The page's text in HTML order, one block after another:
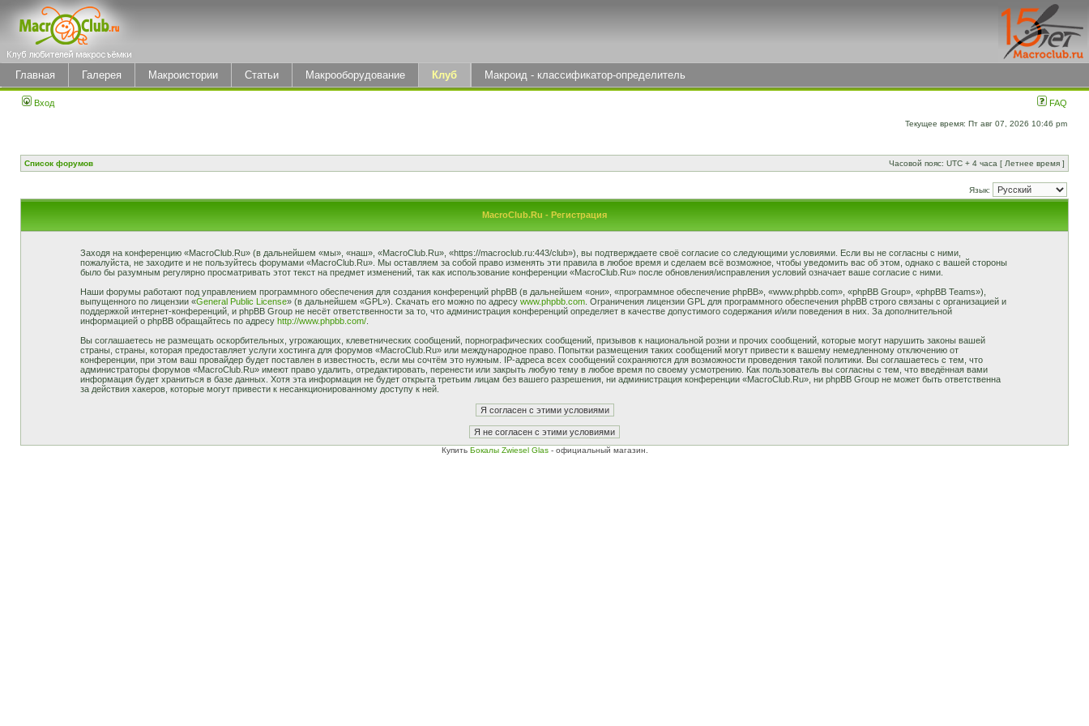
Главная Галерея Макроистории Статьи Макрооборудование Клуб Макроид - классификатор-определитель
Вход FAQ
Текущее время: Пт авг 07, 2026 10:46 pm
Список форумов Часовой пояс: UTC + 4 часа [ Летнее время ]
Язык:
MacroClub.Ru - Регистрация
Заходя на конференцию «MacroClub.Ru» (в дальнейшем «мы», «наш», «MacroClub.Ru», «https://macroclub.ru:443/club»), вы подтверждаете своё согласие со следующими условиями. Если вы не согласны с ними,
пожалуйста, не заходите и не пользуйтесь форумами «MacroClub.Ru». Мы оставляем за собой право изменять эти правила в любое время и сделаем всё возможное, чтобы уведомить вас об этом, однако с вашей стороны
было бы разумным регулярно просматривать этот текст на предмет изменений, так как использование конференции «MacroClub.Ru» после обновления/исправления условий означает ваше согласие с ними.
Наши форумы работают под управлением программного обеспечения для создания конференций phpBB (в дальнейшем «они», «программное обеспечение phpBB», «www.phpbb.com», «phpBB Group», «phpBB Teams»),
выпущенного по лицензии «General Public License» (в дальнейшем «GPL»). Скачать его можно по адресу www.phpbb.com. Ограничения лицензии GPL для программного обеспечения phpBB строго связаны с организацией и
поддержкой интернет-конференций, и phpBB Group не несёт ответственности за то, что администрация конференций определяет в качестве допустимого содержания и/или поведения в них. За дополнительной
информацией о phpBB обращайтесь по адресу http://www.phpbb.com/.
Вы соглашаетесь не размещать оскорбительных, угрожающих, клеветнических сообщений, порнографических сообщений, призывов к национальной розни и прочих сообщений, которые могут нарушить законы вашей
страны, страны, которая предоставляет услуги хостинга для форумов «MacroClub.Ru» или международное право. Попытки размещения таких сообщений могут привести к вашему немедленному отключению от
конференции, при этом ваш провайдер будет поставлен в известность, если мы сочтём это нужным. IP-адреса всех сообщений сохраняются для возможности проведения такой политики. Вы соглашаетесь с тем, что
администраторы форумов «MacroClub.Ru» имеют право удалить, отредактировать, перенести или закрыть любую тему в любое время по своему усмотрению. Как пользователь вы согласны с тем, что введённая вами
информация будет храниться в базе данных. Хотя эта информация не будет открыта третьим лицам без вашего разрешения, ни администрация конференции «MacroClub.Ru», ни phpBB Group не может быть ответственна
за действия хакеров, которые могут привести к несанкционированному доступу к ней.
Купить Бокалы Zwiesel Glas - официальный магазин.